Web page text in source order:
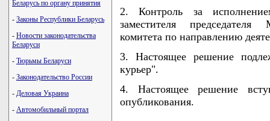
Беларусь по органу принятия
- Законы Республики Беларусь
- Новости законодательства
Беларуси
- Тюрьмы Беларуси
- Законодательство России
- Деловая Украина
- Автомобильный портал
2. Контроль за
заместителя председателя
комитета по направлению
3. Настоящее решение
курьер".
4. Настоящее решение
опубликования.